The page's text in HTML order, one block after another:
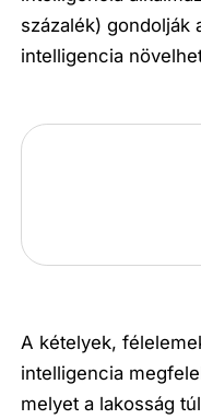
százalék) gondolják
intelligencia
A kételyek,
intelligencia
melyet a lakosság